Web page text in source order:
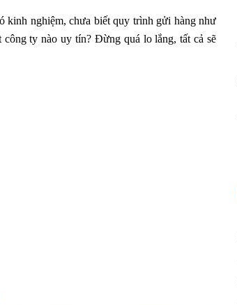
kinh nghiệm, chưa biết quy trình gửi hàng như
ty nào uy tín? Đừng quá lo lắng, tất cả sẽ